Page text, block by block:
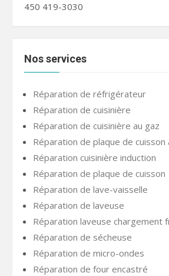
450 419-3030
Nos services
Réparation de réfrigérateur
Réparation de cuisinière
Réparation de cuisinière au gaz
Réparation de plaque de cuisson
Réparation cuisinière induction
Réparation de plaque de cuisson
Réparation de lave-vaisselle
Réparation de laveuse
Réparation laveuse chargement
Réparation de sécheuse
Réparation de micro-ondes
Réparation de four encastré